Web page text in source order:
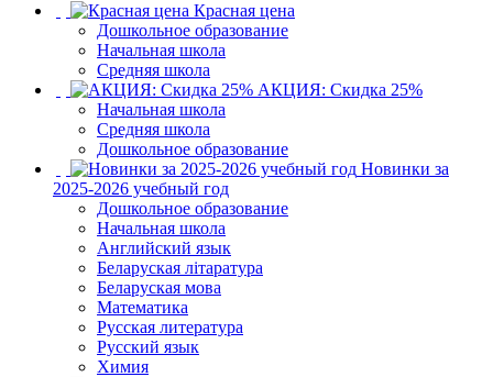
Красная цена
Дошкольное образование
Начальная школа
Средняя школа
АКЦИЯ: Скидка 25%
Начальная школа
Средняя школа
Дошкольное образование
Новинки за
2025-2026 учебный год
Дошкольное образование
Начальная школа
Английский язык
Беларуская літаратура
Беларуская мова
Математика
Русская литература
Русский язык
Химия